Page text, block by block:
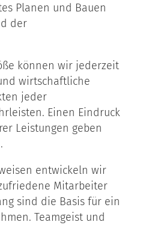
Planen und Bauen
der
können wir jederzeit
wirtschaftliche
jeder
Einen Eindruck
Leistungen geben
entwickeln wir
Mitarbeiter
sind die Basis für ein
Teamgeist und